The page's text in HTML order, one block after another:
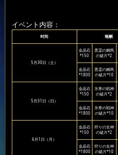
イベント内容：
时间 報酬
5月30日（土）
金晶石
*150
悪霊の鋼馬
の破片*2
金晶石
*1800
悪霊の鋼馬
の破片*10
5月31日（日）
金晶石
*150
氷寒の戦神
の破片*2
金晶石
*1800
氷寒の戦神
の破片*10
6月1日（月）
金晶石
*150
狩りの女神
の破片*2
金晶石
*1800
狩りの女神
の破片*10